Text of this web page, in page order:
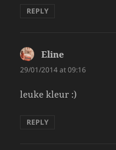
REPLY
Eline
29/01/2014 at 09:16
leuke kleur :)
REPLY